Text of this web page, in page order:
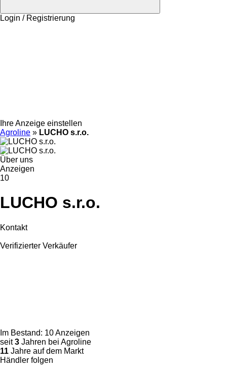
Login / Registrierung
Ihre Anzeige einstellen
Agroline » LUCHO s.r.o.
Über uns
Anzeigen
10
LUCHO s.r.o.
Kontakt
Verifizierter Verkäufer
Im Bestand: 10 Anzeigen
seit3 Jahren bei Agroline
11 Jahre auf dem Markt
Händler folgen